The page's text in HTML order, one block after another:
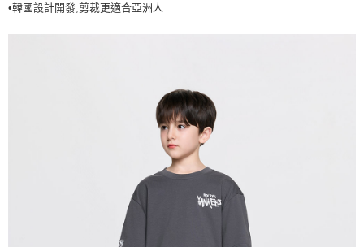
每筆NT$60，滿NT$499(含以上)免運費
•韓國設計開發,剪裁更適合亞洲人